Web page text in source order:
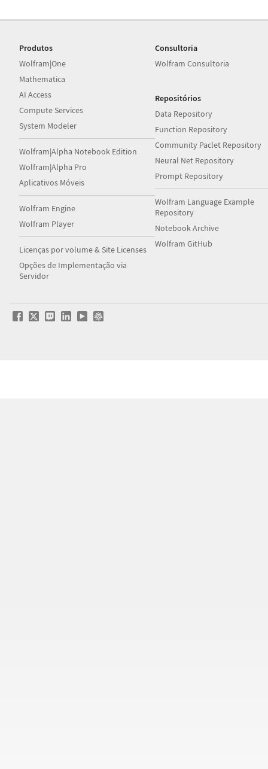
Produtos
Wolfram|One
Mathematica
AI Access
Compute Services
System Modeler
Wolfram|Alpha Notebook Edition
Wolfram|Alpha Pro
Aplicativos Móveis
Wolfram Engine
Wolfram Player
Licenças por volume & Site Licenses
Opções de Implementação via
Servidor
Consultoria
Wolfram Consultoria
Repositórios
Data Repository
Function Repository
Community Paclet Repository
Neural Net Repository
Prompt Repository
Wolfram Language Example
Repository
Notebook Archive
Wolfram GitHub